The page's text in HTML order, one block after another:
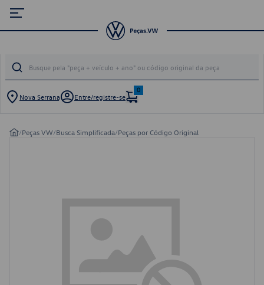
Nova Serrana Entre/registre-se
0
/Peças VW/Busca Simplificada/Peças por Código Original